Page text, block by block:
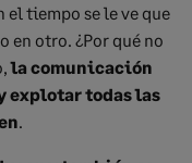
tiempo se le ve que
en otro. ¿Por qué no
la comunicación
explotar todas las
.